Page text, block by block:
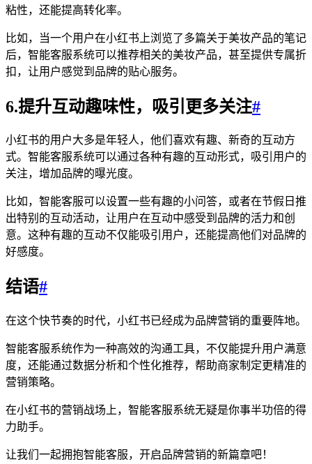
粘性，还能提高转化率。
比如，当一个用户在小红书上浏览了多篇关于美妆产品的笔记
后，智能客服系统可以推荐相关的美妆产品，甚至提供专属折
扣，让用户感觉到品牌的贴心服务。
6.提升互动趣味性，吸引更多关注#
小红书的用户大多是年轻人，他们喜欢有趣、新奇的互动方
式。智能客服系统可以通过各种有趣的互动形式，吸引用户的
关注，增加品牌的曝光度。
比如，智能客服可以设置一些有趣的小问答，或者在节假日推
出特别的互动活动，让用户在互动中感受到品牌的活力和创
意。这种有趣的互动不仅能吸引用户，还能提高他们对品牌的
好感度。
结语#
在这个快节奏的时代，小红书已经成为品牌营销的重要阵地。
智能客服系统作为一种高效的沟通工具，不仅能提升用户满意
度，还能通过数据分析和个性化推荐，帮助商家制定更精准的
营销策略。
在小红书的营销战场上，智能客服系统无疑是你事半功倍的得
力助手。
让我们一起拥抱智能客服，开启品牌营销的新篇章吧！